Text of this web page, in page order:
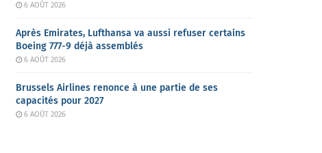
6 AOÛT 2026
Après Emirates, Lufthansa va aussi refuser certains
Boeing 777-9 déjà assemblés
6 AOÛT 2026
Brussels Airlines renonce à une partie de ses
capacités pour 2027
6 AOÛT 2026